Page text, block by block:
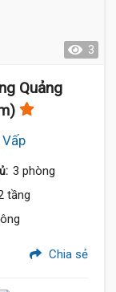
3
Quảng
3 phòng
tầng
Chia sẻ